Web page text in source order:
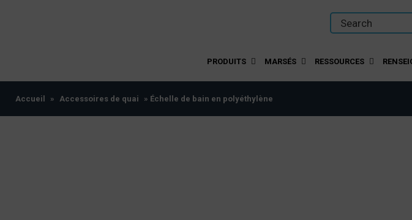
PRODUITS MARSÉS RESSOURCES
Accueil » Accessoires de quai » Échelle de bain en polyéthylène